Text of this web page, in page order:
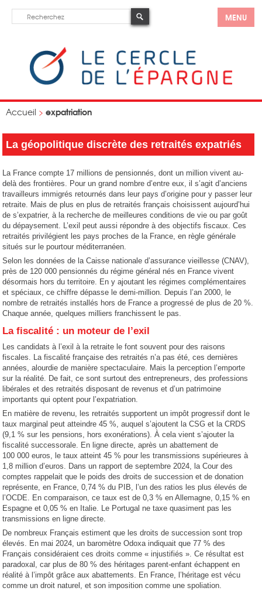
MENU
Accueil > expatriation
La géopolitique discrète des retraités expatriés
La France compte 17 millions de pensionnés, dont un million vivent au-
delà des frontières. Pour un grand nombre d’entre eux, il s’agit d’anciens
travailleurs immigrés retournés dans leur pays d’origine pour y passer leur
retraite. Mais de plus en plus de retraités français choisissent aujourd’hui
de s’expatrier, à la recherche de meilleures conditions de vie ou par goût
du dépaysement. L’exil peut aussi répondre à des objectifs fiscaux. Ces
retraités privilégient les pays proches de la France, en règle générale
situés sur le pourtour méditerranéen.
Selon les données de la Caisse nationale d’assurance vieillesse (CNAV),
près de 120 000 pensionnés du régime général nés en France vivent
désormais hors du territoire. En y ajoutant les régimes complémentaires
et spéciaux, ce chiffre dépasse le demi-million. Depuis l’an 2000, le
nombre de retraités installés hors de France a progressé de plus de 20 %.
Chaque année, quelques milliers franchissent le pas.
La fiscalité : un moteur de l’exil
Les candidats à l’exil à la retraite le font souvent pour des raisons
fiscales. La fiscalité française des retraités n’a pas été, ces dernières
années, alourdie de manière spectaculaire. Mais la perception l’emporte
sur la réalité. De fait, ce sont surtout des entrepreneurs, des professions
libérales et des retraités disposant de revenus et d’un patrimoine
importants qui optent pour l’expatriation.
En matière de revenu, les retraités supportent un impôt progressif dont le
taux marginal peut atteindre 45 %, auquel s’ajoutent la CSG et la CRDS
(9,1 % sur les pensions, hors exonérations). À cela vient s’ajouter la
fiscalité successorale. En ligne directe, après un abattement de
100 000 euros, le taux atteint 45 % pour les transmissions supérieures à
1,8 million d’euros. Dans un rapport de septembre 2024, la Cour des
comptes rappelait que le poids des droits de succession et de donation
représente, en France, 0,74 % du PIB, l’un des ratios les plus élevés de
l’OCDE. En comparaison, ce taux est de 0,3 % en Allemagne, 0,15 % en
Espagne et 0,05 % en Italie. Le Portugal ne taxe quasiment pas les
transmissions en ligne directe.
De nombreux Français estiment que les droits de succession sont trop
élevés. En mai 2024, un baromètre Odoxa indiquait que 77 % des
Français considéraient ces droits comme « injustifiés ». Ce résultat est
paradoxal, car plus de 80 % des héritages parent-enfant échappent en
réalité à l’impôt grâce aux abattements. En France, l’héritage est vécu
comme un droit naturel, et son imposition comme une spoliation.